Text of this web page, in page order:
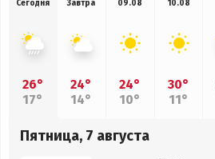
Сегодня
26°
17°
Завтра
24°
14°
09.08
24°
10°
10.08
30°
11°
Пятница, 7 августа